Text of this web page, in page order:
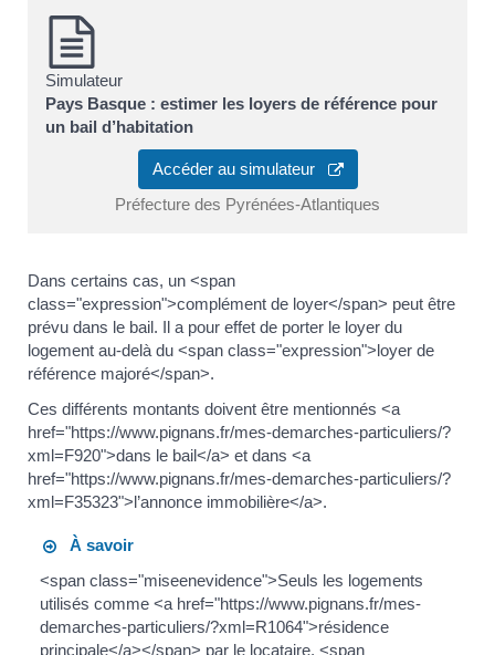
Simulateur
Pays Basque : estimer les loyers de référence pour
un bail d’habitation
Accéder au simulateur
Préfecture des Pyrénées-Atlantiques
Dans certains cas, un <span
class="expression">complément de loyer</span> peut être
prévu dans le bail. Il a pour effet de porter le loyer du
logement au-delà du <span class="expression">loyer de
référence majoré</span>.
Ces différents montants doivent être mentionnés <a
href="https://www.pignans.fr/mes-demarches-particuliers/?
xml=F920">dans le bail</a> et dans <a
href="https://www.pignans.fr/mes-demarches-particuliers/?
xml=F35323">l’annonce immobilière</a>.
À savoir
<span class="miseenevidence">Seuls les logements
utilisés comme <a href="https://www.pignans.fr/mes-
demarches-particuliers/?xml=R1064">résidence
principale</a></span> par le locataire, <span